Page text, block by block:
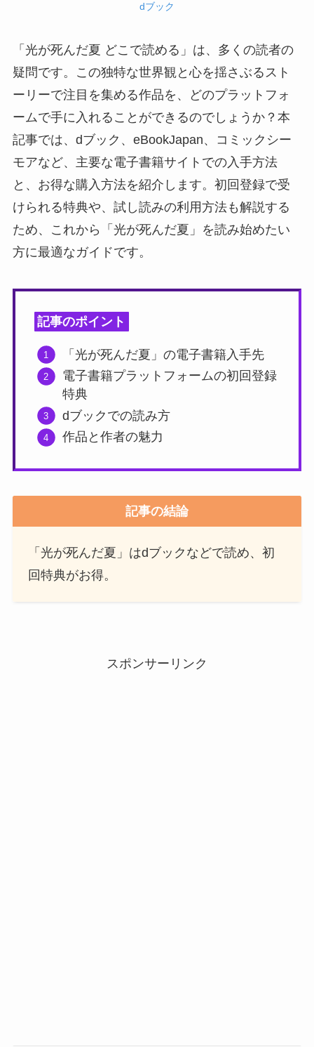
dブック
「光が死んだ夏 どこで読める」は、多くの読者の
疑問です。この独特な世界観と心を揺さぶるスト
ーリーで注目を集める作品を、どのプラットフォ
ームで手に入れることができるのでしょうか？本
記事では、dブック、eBookJapan、コミックシー
モアなど、主要な電子書籍サイトでの入手方法
と、お得な購入方法を紹介します。初回登録で受
けられる特典や、試し読みの利用方法も解説する
ため、これから「光が死んだ夏」を読み始めたい
方に最適なガイドです。
記事のポイント
「光が死んだ夏」の電子書籍入手先
電子書籍プラットフォームの初回登録
特典
dブックでの読み方
作品と作者の魅力
記事の結論
「光が死んだ夏」はdブックなどで読め、初
回特典がお得。
スポンサーリンク